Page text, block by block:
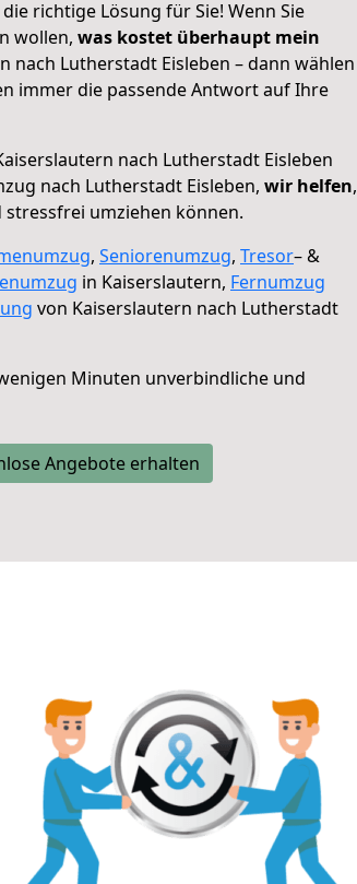
richtige Lösung für Sie! Wenn Sie
wollen, was kostet überhaupt mein
nach Lutherstadt Eisleben – dann wählen
immer die passende Antwort auf Ihre
nach Lutherstadt Eisleben
nach Lutherstadt Eisleben, wir helfen,
umziehen können.
, Seniorenumzug, Tresor– &
in Kaiserslautern, Fernumzug
von Kaiserslautern nach Lutherstadt
Minuten unverbindliche und
Angebote erhalten